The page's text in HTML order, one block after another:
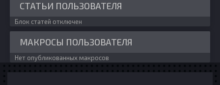
СТАТЬИ ПОЛЬЗОВАТЕЛЯ
Блок статей отключен
МАКРОСЫ ПОЛЬЗОВАТЕЛЯ
Нет опубликованных макросов